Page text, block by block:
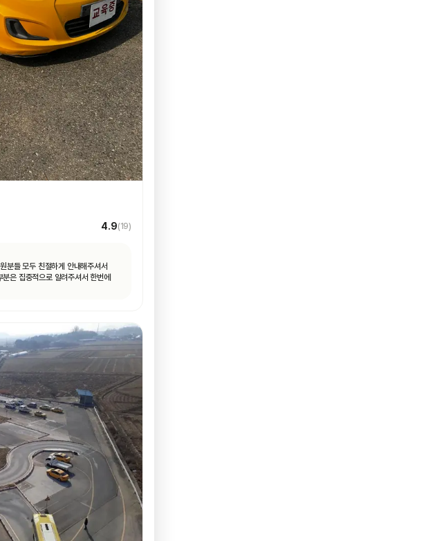
4.9(19)
분들 모두 친절하게 안내해주셔서
은 집중적으로 알려주셔서 한번에